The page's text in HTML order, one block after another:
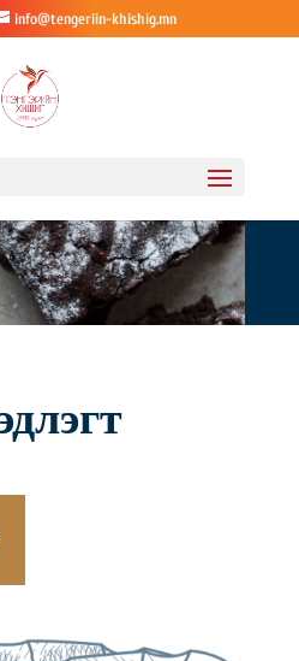
info@tengeriin-khishig.mn